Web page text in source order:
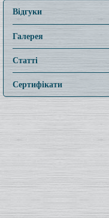
Відгуки
Галерея
Статті
Сертифікати